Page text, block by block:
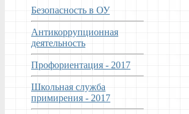
Безопасность в ОУ
Антикоррупционная
деятельность
Профориентация - 2017
Школьная служба
примирения - 2017